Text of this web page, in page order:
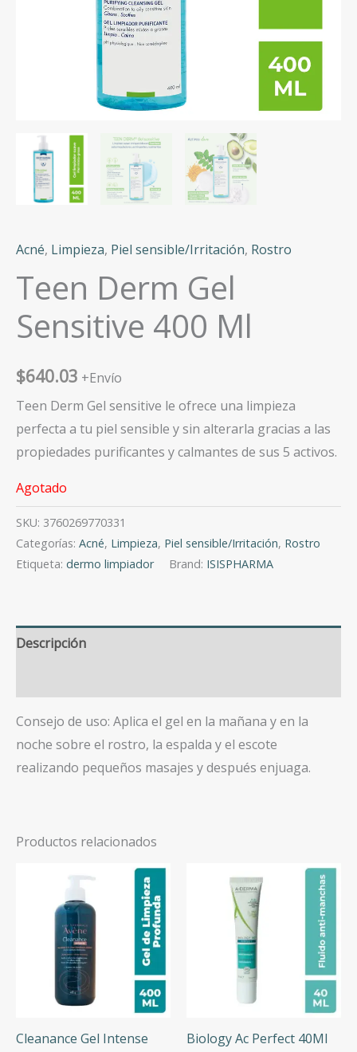
Acné, Limpieza, Piel sensible/Irritación, Rostro
Teen Derm Gel
Sensitive 400 Ml
$640.03 +Envío
Teen Derm Gel sensitive le ofrece una limpieza
perfecta a tu piel sensible y sin alterarla gracias a las
propiedades purificantes y calmantes de sus 5 activos.
Agotado
SKU: 3760269770331
Categorías: Acné, Limpieza, Piel sensible/Irritación, Rostro
Etiqueta: dermo limpiador Brand: ISISPHARMA
Descripción
Consejo de uso: Aplica el gel en la mañana y en la
noche sobre el rostro, la espalda y el escote
realizando pequeños masajes y después enjuaga.
Productos relacionados
Cleanance Gel Intense
Biology Ac Perfect 40Ml